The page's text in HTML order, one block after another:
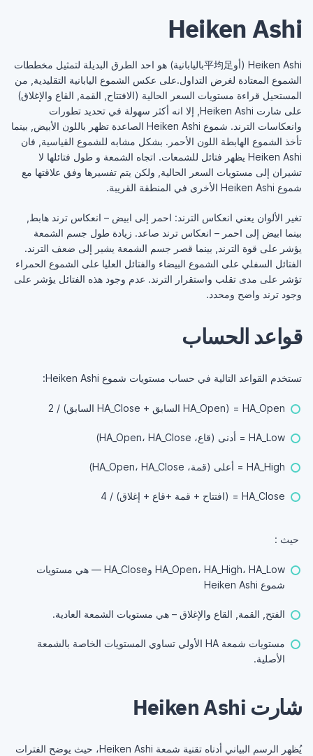
Heiken Ashi
Heiken Ashi (أو平均足باليابانية) هو احد الطرق البديلة لتمثيل مخططات
الشموع المعتادة لغرض التداول.على عكس الشموع اليابانية التقليدية, من
المستحيل قراءة مستويات السعر الحالية (الافتتاح, القمة, القاع والإغلاق)
على شارت Heiken Ashi, إلا انه أكثر سهولة في تحديد تطورات
وانعكاسات الترند. شموع Heiken Ashi الصاعدة تظهر باللون الأبيض, بينما
تأخذ الشموع الهابطة اللون الأحمر. بشكل مشابه للشموع القياسية, فان
Heiken Ashi يظهر فتائل للشمعات. اتجاه الشمعة و طول فتائلها لا
تشيران إلى مستويات السعر الحالية, ولكن يتم تفسيرها وفق علاقتها مع
شموع Heiken Ashi الأخرى في المنطقة القريبة.
تغير الألوان يعني انعكاس الترند: احمر إلى ابيض – انعكاس ترند هابط,
بينما ابيض إلى احمر – انعكاس ترند صاعد. زيادة طول جسم الشمعة
يؤشر على قوة الترند, بينما قصر جسم الشمعة يشير إلى ضعف الترند.
الفتائل السفلي على الشموع البيضاء والفتائل العليا على الشموع الحمراء
تؤشر على مدى تقلب واستقرار الترند. عدم وجود هذه الفتائل يؤشر على
وجود ترند واضح ومحدد.
قواعد الحساب
تستخدم القواعد التالية في حساب مستويات شموع Heiken Ashi:
HA_Open = (HA_Open السابق + HA_Close السابق) / 2
HA_Low = أدنى (قاع، HA_Open، HA_Close)
HA_High = أعلى (قمة، HA_Open، HA_Close)
HA_Close = (افتتاح + قمة +قاع + إغلاق) / 4
حيث :
HA_Open، HA_High، HA_Low وHA_Close — هي مستويات
شموع Heiken Ashi
الفتح, القمة, القاع والإغلاق – هي مستويات الشمعة العادية.
مستويات شمعة HA الأولي تساوي المستويات الخاصة بالشمعة
الأصلية.
شارت Heiken Ashi
يُظهر الرسم البياني أدناه تقنية شمعة Heiken Ashi، حيث يوضح الفترات